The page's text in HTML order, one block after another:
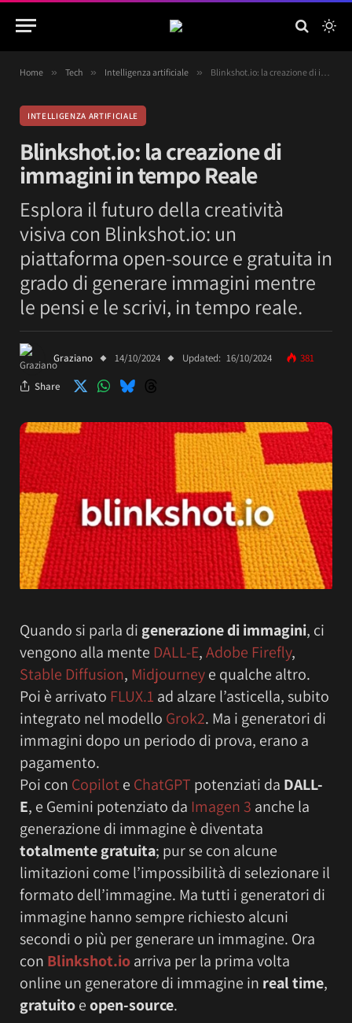
Home » Tech » Intelligenza artificiale » Blinkshot.io: la creazione di immagini in tempo Reale
INTELLIGENZA ARTIFICIALE
Blinkshot.io: la creazione di
immagini in tempo Reale
Esplora il futuro della creatività
visiva con Blinkshot.io: un
piattaforma open-source e gratuita in
grado di generare immagini mentre
le pensi e le scrivi, in tempo reale.
Graziano 14/10/2024 Updated: 16/10/2024 381
Share
Quando si parla di generazione di immagini, ci
vengono alla mente DALL-E,Adobe Firefly,
Stable Diffusion, Midjourneye qualche altro.
Poi è arrivato FLUX.1 ad alzare l’asticella, subito
integrato nel modello Grok2. Ma i generatori di
immagini dopo un periodo di prova, erano a
pagamento.
Poi con Copilote ChatGPT potenziati da DALL-
E, e Gemini potenziato da Imagen 3 anche la
generazione di immagine è diventata
totalmente gratuita; pur se con alcune
limitazioni come l’impossibilità di selezionare il
formato dell’immagine. Ma tutti i generatori di
immagine hanno sempre richiesto alcuni
secondi o più per generare un immagine. Ora
con Blinkshot.ioarriva per la prima volta
online un generatore di immagine in real time,
gratuitoeopen-source.